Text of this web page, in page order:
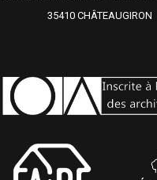
35410 CHÂTEAUGIRON